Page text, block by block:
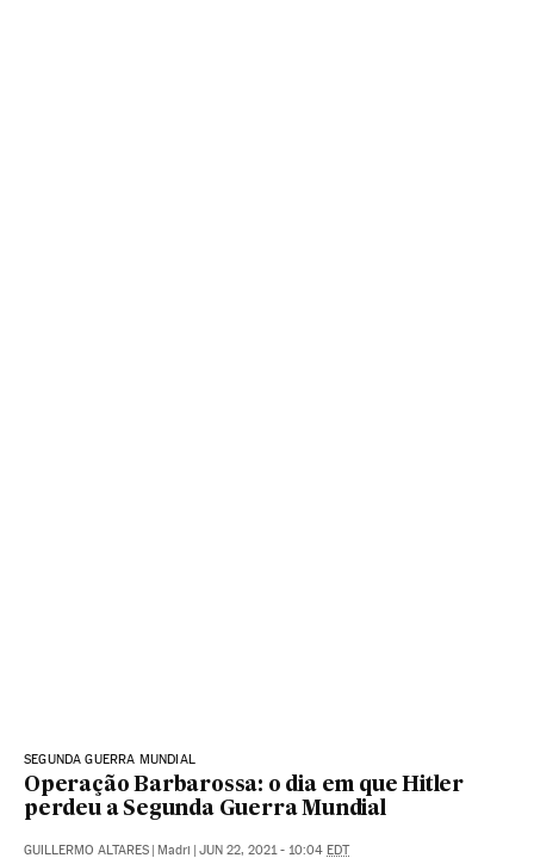
SEGUNDA GUERRA MUNDIAL
Operação Barbarossa: o dia em que Hitler
perdeu a Segunda Guerra Mundial
GUILLERMO ALTARES Madri JUN 22, 2021 - 10:04 EDT